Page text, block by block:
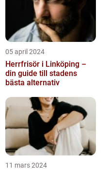
05 april 2024
Herrfrisör i Linköping –
din guide till stadens
bästa alternativ
11 mars 2024